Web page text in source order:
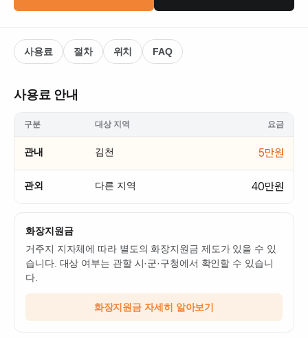
사용료 절차 위치 FAQ
사용료 안내
구분 대상 지역 요금
관내 김천 5만원
관외 다른 지역 40만원
화장지원금
거주지 지자체에 따라 별도의 화장지원금 제도가 있을 수 있
습니다. 대상 여부는 관할 시·군·구청에서 확인할 수 있습니
다.
화장지원금 자세히 알아보기